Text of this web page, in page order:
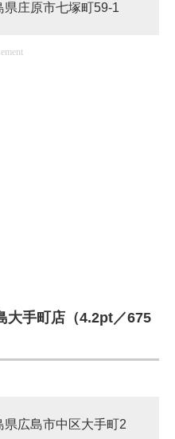
県庄原市七塚町59-1
大手町店（4.2pt／675
県広島市中区大手町2